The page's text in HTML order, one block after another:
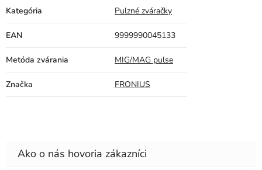
Kategória Pulzné zváračky
EAN 9999990045133
Metóda zvárania MIG/MAG pulse
Značka FRONIUS